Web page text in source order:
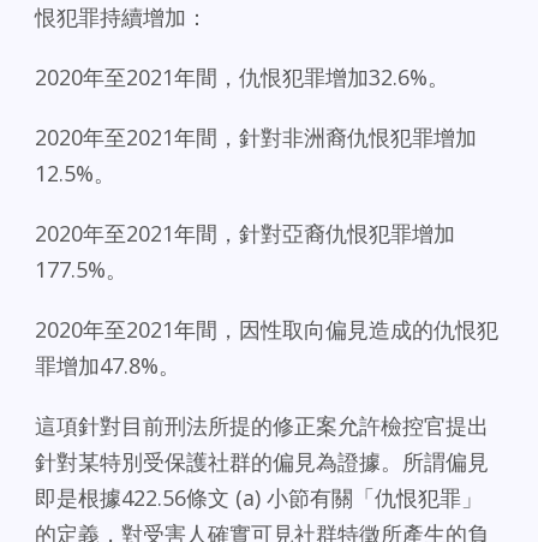
恨犯罪持續增加：
2020年至2021年間，仇恨犯罪增加32.6%。
2020年至2021年間，針對非洲裔仇恨犯罪增加
12.5%。
2020年至2021年間，針對亞裔仇恨犯罪增加
177.5%。
2020年至2021年間，因性取向偏見造成的仇恨犯
罪增加47.8%。
這項針對目前刑法所提的修正案允許檢控官提出
針對某特別受保護社群的偏見為證據。所謂偏見
即是根據422.56條文 (a) 小節有關「仇恨犯罪」
的定義，對受害人確實可見社群特徵所產生的負